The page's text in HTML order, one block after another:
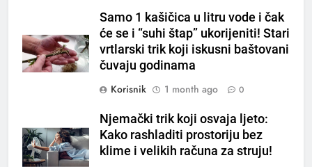
Samo 1 kašičica u litru vode i čak
će se i “suhi štap” ukorijeniti! Stari
vrtlarski trik koji iskusni baštovani
čuvaju godinama
Korisnik
1 month ago 0
Njemački trik koji osvaja ljeto:
Kako rashladiti prostoriju bez
klime i velikih računa za struju!
OSTALO
6
ČISTAČ JETRE: Uzmite gutljaj
na prazan stomak i crijeva će
loše varenje
7
Tračevi su njihova glavna